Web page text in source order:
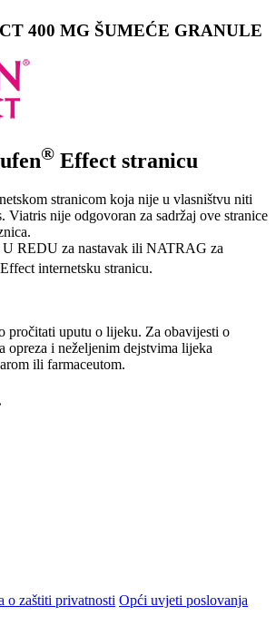
400 MG ŠUMEĆE GRANULE
® Effect stranicu
stranicom koja nije u vlasništvu niti
Viatris nije odgovoran za sadržaj ove stranice
REDU za nastavak ili NATRAG za
Effect internetsku stranicu.
pročitati uputu o lijeku. Za obavijesti o
opreza i neželjenim dejstvima lijeka
ili farmaceutom.
o zaštiti privatnosti Opći uvjeti poslovanja